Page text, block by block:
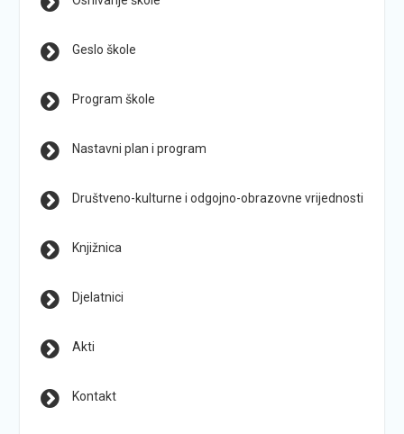
Geslo škole
Program škole
Nastavni plan i program
Društveno-kulturne i odgojno-obrazovne vrijednosti
Knjižnica
Djelatnici
Akti
Kontakt